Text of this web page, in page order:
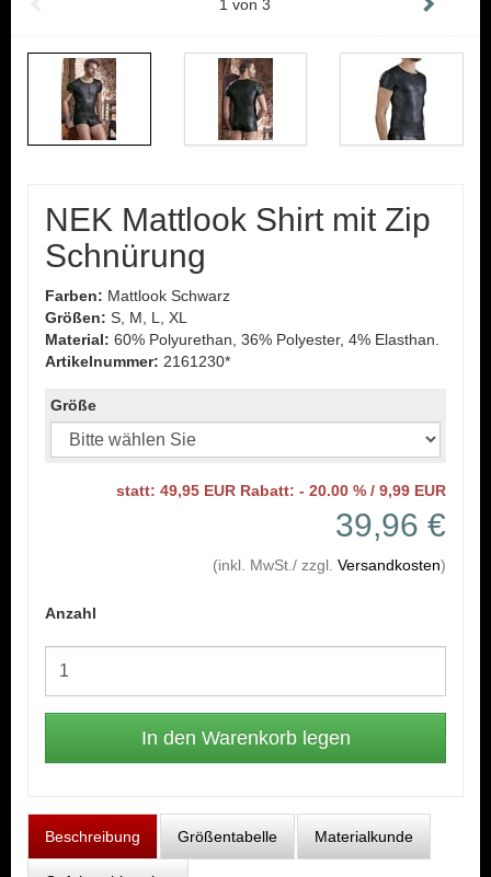
1 von3
NEK Mattlook Shirt mit Zip
Schnürung
Farben: Mattlook Schwarz
Größen: S, M, L, XL
Material: 60% Polyurethan, 36% Polyester, 4% Elasthan.
Artikelnummer: 2161230*
Größe
statt: 49,95 EUR Rabatt: - 20.00 % / 9,99 EUR
39,96 €
(inkl. MwSt./ zzgl. Versandkosten)
Anzahl
Beschreibung Größentabelle Materialkunde